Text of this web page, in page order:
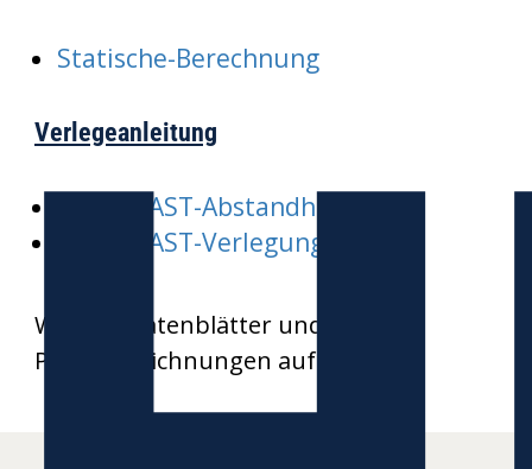
Statische-Berechnung
Verlegeanleitung
HEKAPLAST-Abstandhalter
HEKAPLAST-Verlegung
Weitere Datenblätter und
Produktzeichnungen auf Anfrage